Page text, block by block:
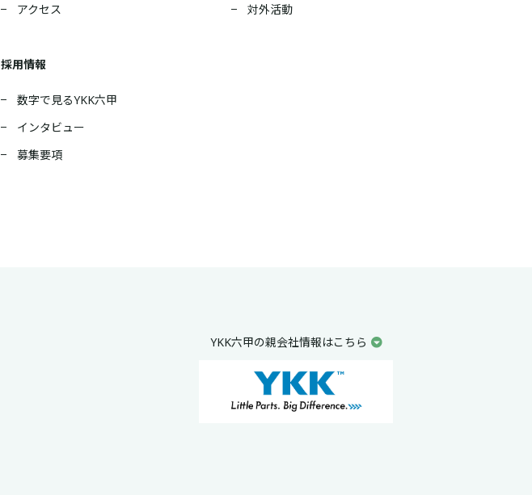
アクセス
採用情報
数字で見るYKK六甲
インタビュー
募集要項
対外活動
YKK六甲の親会社情報はこちら